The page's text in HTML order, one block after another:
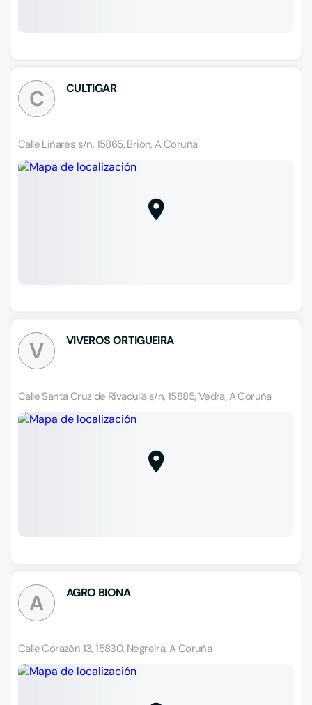
C CULTIGAR
Calle Liñares s/n, 15865, Brión, A Coruña
V VIVEROS ORTIGUEIRA
Calle Santa Cruz de Rivadulla s/n, 15885, Vedra, A Coruña
A AGRO BIONA
Calle Corazón 13, 15830, Negreira, A Coruña